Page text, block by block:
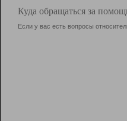
Куда обращаться за
Если у вас есть вопросы